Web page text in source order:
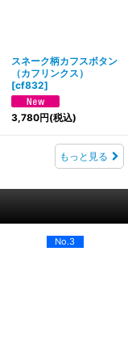
スネーク柄カフスボタン
（カフリンクス）
[cf832]
3,780円(税込)
もっと見る
No.3